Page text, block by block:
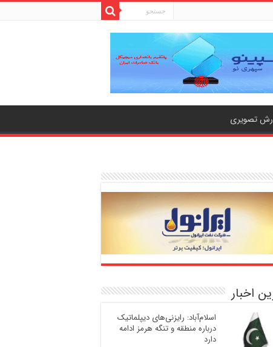
تصویری
اخبار
اسلام‌آباد: رایزنی‌های دیپلماتیک
درباره منطقه و تنگه هرمز ادامه
دارد